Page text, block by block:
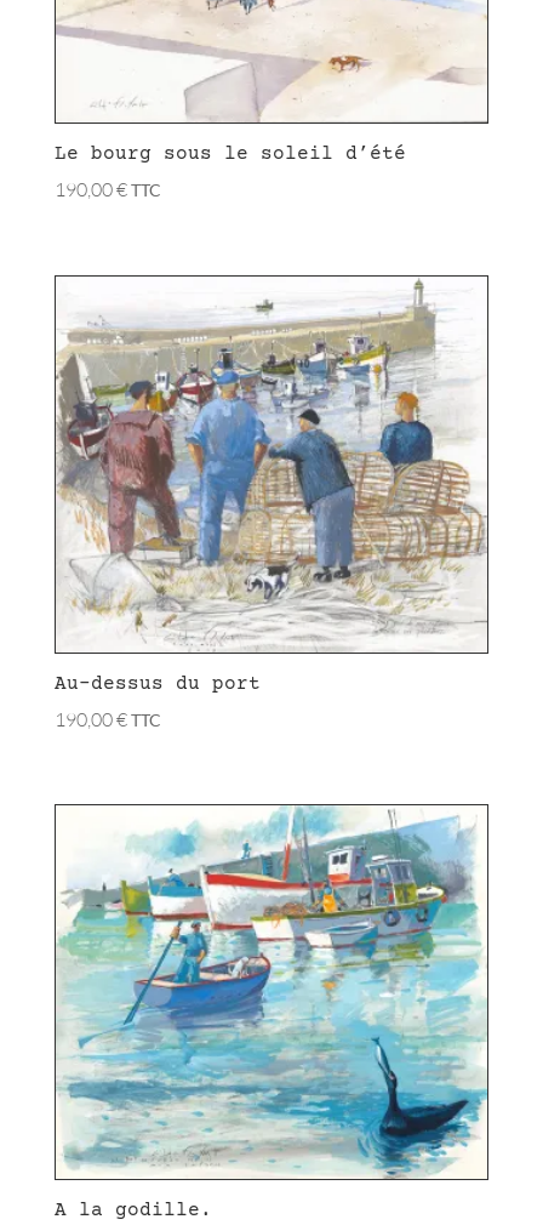
Le bourg sous le soleil d’été
190,00€TTC
Au-dessus du port
190,00€TTC
A la godille.